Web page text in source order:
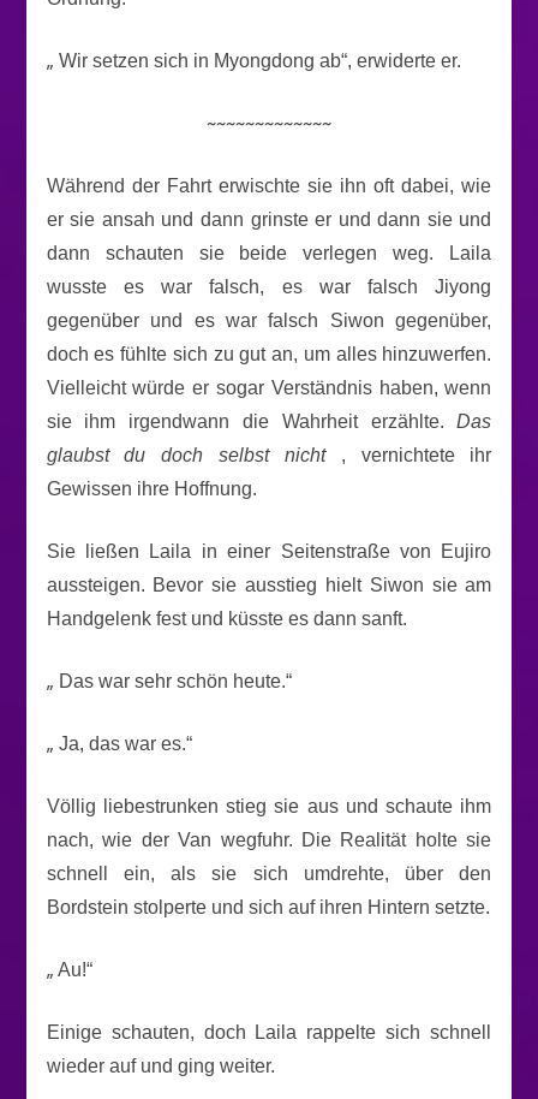
„ Wir setzen sich in Myongdong ab“, erwiderte er.
~~~~~~~~~~~~~
Während der Fahrt erwischte sie ihn oft dabei, wie
er sie ansah und dann grinste er und dann sie und
dann schauten sie beide verlegen weg. Laila
wusste es war falsch, es war falsch Jiyong
gegenüber und es war falsch Siwon gegenüber,
doch es fühlte sich zu gut an, um alles hinzuwerfen.
Vielleicht würde er sogar Verständnis haben, wenn
sie ihm irgendwann die Wahrheit erzählte.Das
glaubst du doch selbst nicht, vernichtete ihr
Gewissen ihre Hoffnung.
Sie ließen Laila in einer Seitenstraße von Eujiro
aussteigen. Bevor sie ausstieg hielt Siwon sie am
Handgelenk fest und küsste es dann sanft.
„ Das war sehr schön heute.“
„ Ja, das war es.“
Völlig liebestrunken stieg sie aus und schaute ihm
nach, wie der Van wegfuhr. Die Realität holte sie
schnell ein, als sie sich umdrehte, über den
Bordstein stolperte und sich auf ihren Hintern setzte.
„ Au!“
Einige schauten, doch Laila rappelte sich schnell
wieder auf und ging weiter.